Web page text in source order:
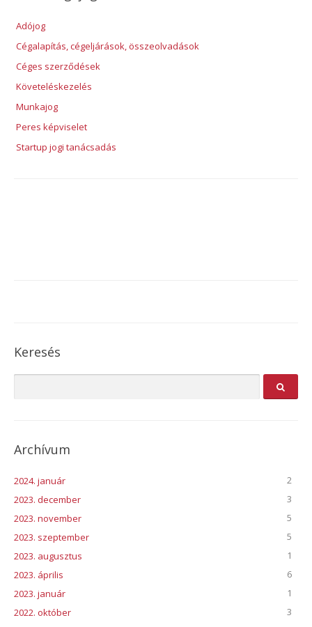
Adójog
Cégalapítás, cégeljárások, összeolvadások
Céges szerződések
Követeléskezelés
Munkajog
Peres képviselet
Startup jogi tanácsadás
Keresés
Archívum
2024. január
2
2023. december
3
2023. november
5
2023. szeptember
5
2023. augusztus
1
2023. április
6
2023. január
1
2022. október
3